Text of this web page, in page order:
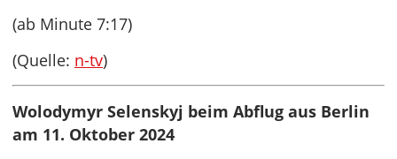
(ab Minute 7:17)
(Quelle: n-tv)
Wolodymyr Selenskyj beim Abflug aus Berlin
am 11. Oktober 2024